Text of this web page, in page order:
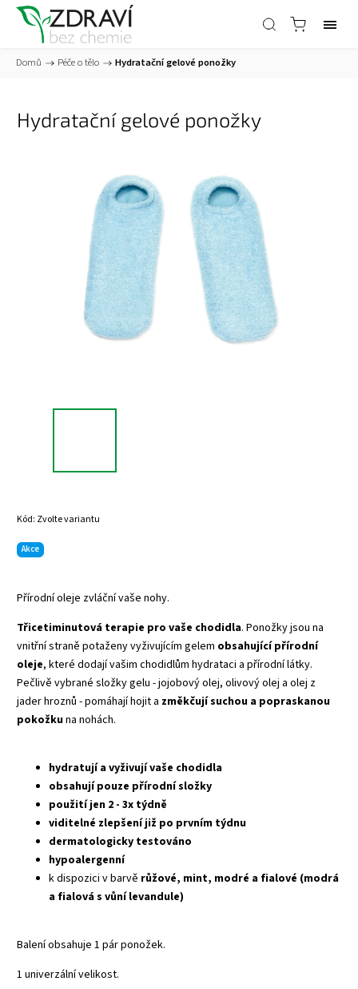
Domů / Péče o tělo / Hydratační gelové ponožky
Hydratační gelové ponožky
Kód: Zvolte variantu
Akce
Přírodní oleje zvláční vaše nohy.
Třicetiminutová terapie pro vaše chodidla. Ponožky jsou na
vnitřní straně potaženy vyživujícím gelem obsahující přírodní
oleje, které dodají vašim chodidlům hydrataci a přírodní látky.
Pečlivě vybrané složky gelu - jojobový olej, olivový olej a olej z
jader hroznů - pomáhají hojit a změkčují suchou a popraskanou
pokožkuna nohách.
hydratují a vyživují vaše chodidla
obsahují pouze přírodní složky
použití jen 2 - 3x týdně
viditelné zlepšení již po prvním týdnu
dermatologicky testováno
hypoalergenní
k dispozici v barvě růžové, mint, modré a fialové (modrá
a fialová s vůní levandule)
Balení obsahuje 1 pár ponožek.
1 univerzální velikost.